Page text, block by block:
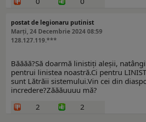
postat de legionaru putinist
Marți, 24 Decembrie 2024 08:59
128.127.119.***
Băăăă?Să doarmă linistiți aleșii,
pentrui linistea noastră.Ci pentru
sunt Lătrăii sistemului.Vin cei din
incredere?Zăăăuuuu mă?
2
2